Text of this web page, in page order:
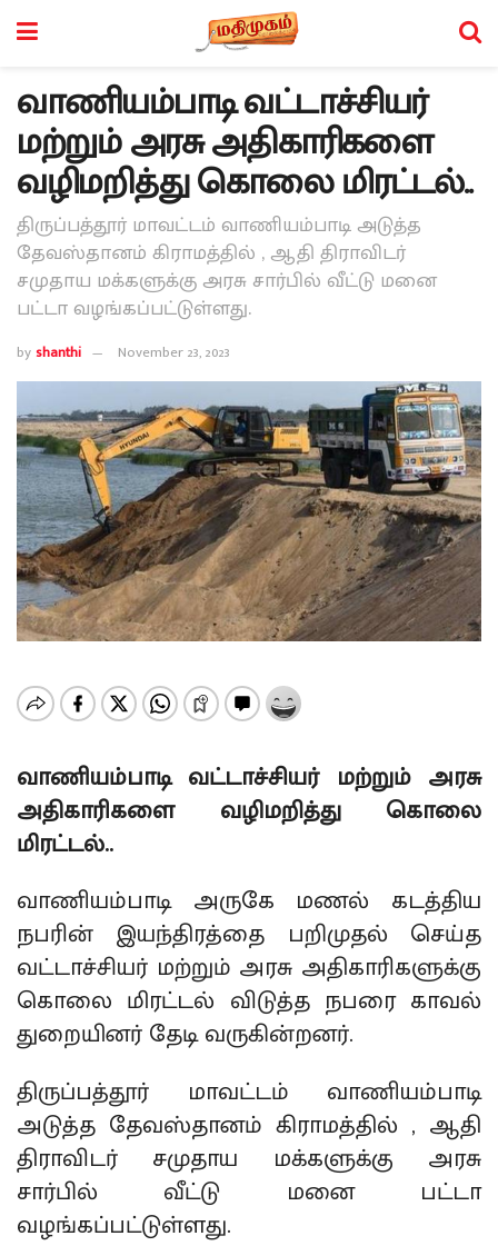
வாணியம்பாடி வட்டாச்சியர்
மற்றும் அரசு அதிகாரிகளை
வழிமறித்து கொலை மிரட்டல்..
திருப்பத்தூர் மாவட்டம் வாணியம்பாடி அடுத்த
தேவஸ்தானம் கிராமத்தில் , ஆதி திராவிடர்
சமுதாய மக்களுக்கு அரசு சார்பில் வீட்டு மனை
பட்டா வழங்கப்பட்டுள்ளது.
byshanthi November 23, 2023
வாணியம்பாடி வட்டாச்சியர் மற்றும் அரசு
அதிகாரிகளை வழிமறித்து கொலை
மிரட்டல்..
வாணியம்பாடி அருகே மணல் கடத்திய
நபரின் இயந்திரத்தை பறிமுதல் செய்த
வட்டாச்சியர் மற்றும் அரசு அதிகாரிகளுக்கு
கொலை மிரட்டல் விடுத்த நபரை காவல்
துறையினர் தேடி வருகின்றனர்.
திருப்பத்தூர் மாவட்டம் வாணியம்பாடி
அடுத்த தேவஸ்தானம் கிராமத்தில் , ஆதி
திராவிடர் சமுதாய மக்களுக்கு அரசு
சார்பில் வீட்டு மனை பட்டா
வழங்கப்பட்டுள்ளது.